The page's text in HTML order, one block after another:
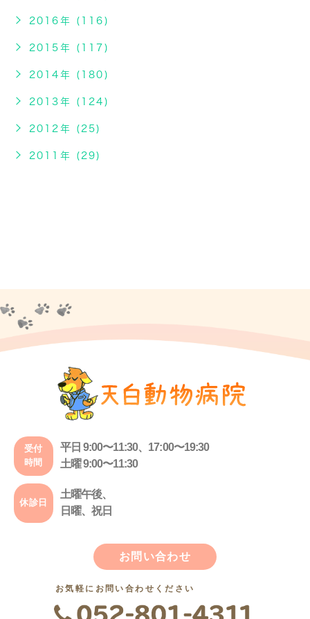
2016年 (116)
2015年 (117)
2014年 (180)
2013年 (124)
2012年 (25)
2011年 (29)
受付
時間
平日 9:00〜11:30、17:00〜19:30
土曜 9:00〜11:30
休診日
土曜午後、
日曜、祝日
お問い合わせ
お気軽にお問い合わせください